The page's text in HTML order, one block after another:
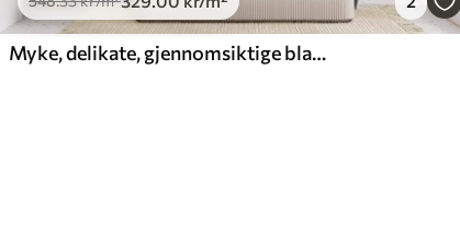
Myke, delikate, gjennomsiktige blader i dempede nyanser av beige, fersken og blekblått, strukturert pastellkunst